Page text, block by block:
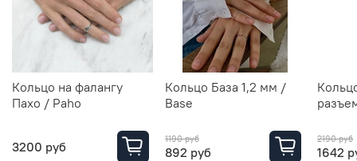
Кольцо на фалангу
Пахо / Paho
3200 руб
Кольцо База 1,2 мм /
Base
1190 руб
892 руб
2190 руб
1642